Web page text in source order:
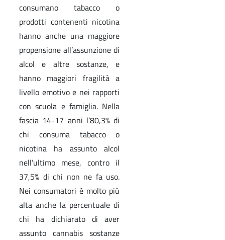
consumano tabacco o
prodotti contenenti nicotina
hanno anche una maggiore
propensione all’assunzione di
alcol e altre sostanze, e
hanno maggiori fragilità a
livello emotivo e nei rapporti
con scuola e famiglia. Nella
fascia 14-17 anni l’80,3% di
chi consuma tabacco o
nicotina ha assunto alcol
nell’ultimo mese, contro il
37,5% di chi non ne fa uso.
Nei consumatori è molto più
alta anche la percentuale di
chi ha dichiarato di aver
assunto cannabis sostanze